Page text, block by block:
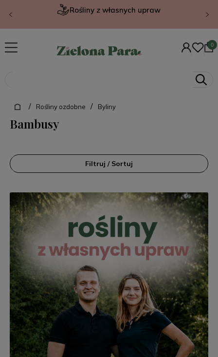
Rośliny z własnych upraw
/ Rośliny ozdobne / Byliny
Bambusy
Filtruj / Sortuj